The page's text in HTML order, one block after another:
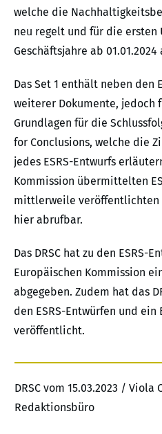
welche die
neu regelt und für die ersten
Geschäftsjahre ab
Das Set 1 enthält neben den
weiterer Dokumente, jedoch
Grundlagen für die
for Conclusions, welche die
jedes ESRS-Entwurfs
Kommission übermittelten
mittlerweile veröffentlichten
hier abrufbar.
Das DRSC hat zu den ESRS-
Europäischen Kommission
abgegeben. Zudem hat das
den ESRS-Entwürfen und ein
veröffentlicht.
DRSC vom 15.03.2023 / Viola
Redaktionsbüro